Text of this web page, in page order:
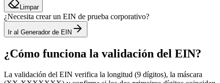
Limpar
¿Necesita crear un EIN de prueba corporativo?
Ir al Generador de EIN
¿Cómo funciona la validación del EIN?
La validación del EIN verifica la longitud (9 dígitos), la máscara